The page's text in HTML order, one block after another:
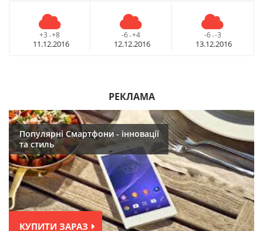
+3 - +8
11.12.2016
-6 - +4
12.12.2016
-6 - -3
13.12.2016
РЕКЛАМА
Популярні Смартфони - інновації
та стиль
КУПИТИ ЗАРАЗ